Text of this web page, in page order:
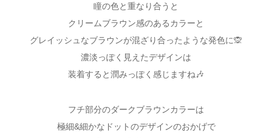
瞳の色と重なり合うと
クリームブラウン感のあるカラーと
グレイッシュなブラウンが混ざり合ったような発色に🙊
濃淡っぽく見えたデザインは
装着すると潤みっぽく感じますね🎶
フチ部分のダークブラウンカラーは
極細&細かなドットのデザインのおかげで